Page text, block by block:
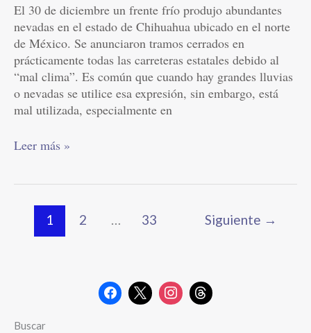
El 30 de diciembre un frente frío produjo abundantes
nevadas en el estado de Chihuahua ubicado en el norte
de México. Se anunciaron tramos cerrados en
prácticamente todas las carreteras estatales debido al
“mal clima”. Es común que cuando hay grandes lluvias
o nevadas se utilice esa expresión, sin embargo, está
mal utilizada, especialmente en
Leer más »
1 2 … 33 Siguiente →
Buscar